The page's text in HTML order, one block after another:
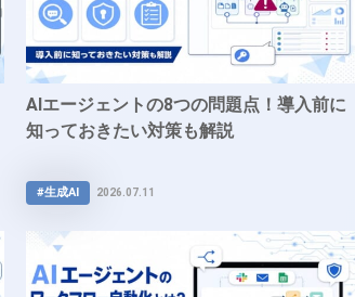
AIエージェントの8つの問題点！導入前に
知っておきたい対策も解説
#生成AI 2026.07.11